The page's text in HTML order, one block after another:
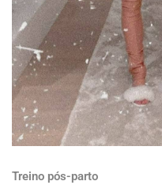
Treino pós-parto